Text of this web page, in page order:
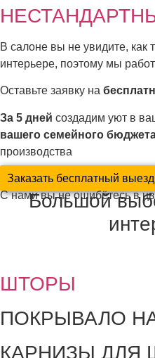
В салоне вы не увидите, как
интерьере, поэтому мы
Оставьте заявку на
За 5 дней создадим уют в
вашего семейного
производства
Заказать бесплатный
С нами вы не ошибётесь в
Большой
ШТОРЫ
ПОКРЫВАЛО
КАРНИЗЫ ДЛЯ